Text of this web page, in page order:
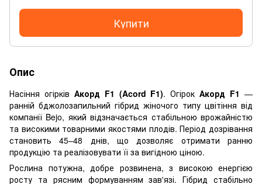
Купити
Опис
Насіння огірків Акорд F1 (Acord F1). ОгірокАкорд F1 —
ранній бджолозапильний гібрид жіночого типу цвітіння від
компанії Bejo, який відзначається стабільною врожайністю
та високими товарними якостями плодів. Період дозрівання
становить 45–48 днів, що дозволяє отримати ранню
продукцію та реалізовувати її за вигідною ціною.
Рослина потужна, добре розвинена, з високою енергією
росту та рясним формуванням зав'язі. Гібрид стабільно